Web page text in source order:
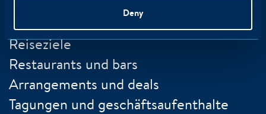
Deny
Alle WestCord Hotels
Reiseziele
Restaurants und bars
Arrangements und deals
Tagungen und geschäftsaufenthalte